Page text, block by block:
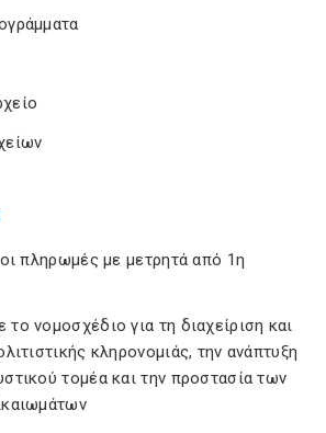
πληρωμές με μετρητά από 1η
νομοσχέδιο για τη διαχείριση και
κληρονομιάς, την ανάπτυξη
τομέα και την προστασία των